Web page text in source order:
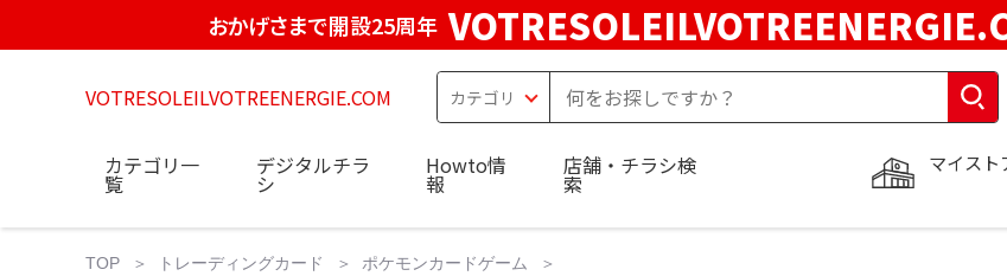
おかげさまで開設25周年
VOTRESOLEILVOTREENERGIE.COM
マイスト
カテゴリ一
覧
デジタルチラ
シ
Howto情
報
店舗・チラシ検
索
TOP トレーディングカード
ポケモンカードゲーム